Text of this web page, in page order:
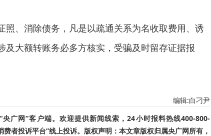
照、消除债务，凡是以疏通关系为名收取费用、诱
及大额转账务必多方核实，受骗及时留存证据报
编辑:白刁尹
广网”客户端。欢迎提供新闻线索，24小时报料热线400-800-
者投诉平台”线上投诉。版权声明：本文章版权归属央广网所有，